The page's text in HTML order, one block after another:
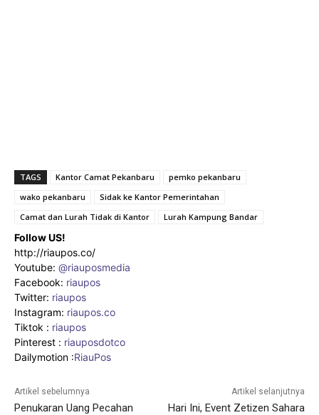
TAGS Kantor Camat Pekanbaru
pemko pekanbaru
wako pekanbaru
Sidak ke Kantor Pemerintahan
Camat dan Lurah Tidak di Kantor
Lurah Kampung Bandar
Follow US!
http://riaupos.co/
Youtube: @riauposmedia
Facebook: riaupos
Twitter: riaupos
Instagram: riaupos.co
Tiktok : riaupos
Pinterest : riauposdotco
Dailymotion :RiauPos
Artikel sebelumnya
Penukaran Uang Pecahan
Artikel selanjutnya
Hari Ini, Event Zetizen Sahara